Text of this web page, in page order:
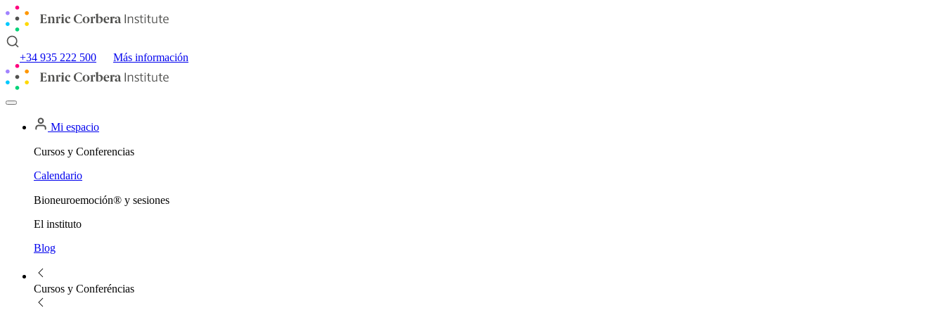
+34 935 222 500 Más información
Mi espacio
Cursos y Conferencias
Calendario
Bioneuroemoción® y sesiones
El instituto
Blog
Cursos y Conferéncias